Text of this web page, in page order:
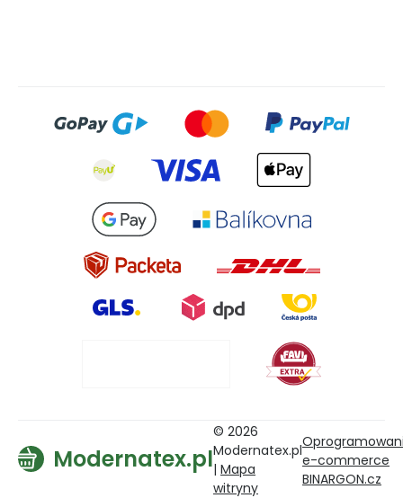
Modernatex.pl
© 2026
Modernatex.pl
| Mapa
witryny
e-commerce
BINARGON.cz